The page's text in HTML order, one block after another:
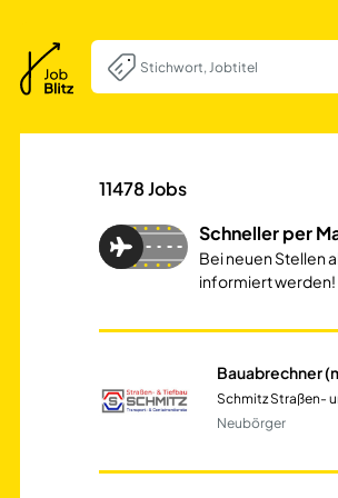
11478Jobs
Schneller per
Bei neuen Stellen
informiert werden!
Schmitz Straßen-
Neubörger